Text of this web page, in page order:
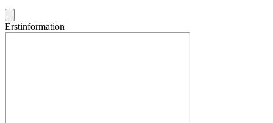
Erstinformation